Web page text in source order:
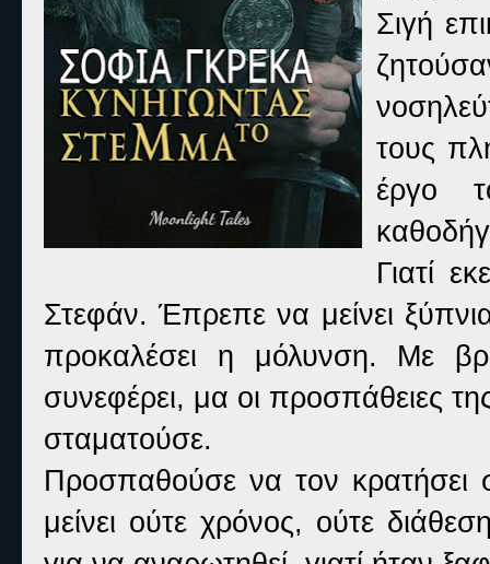
Σιγή
τους
έργο
Γιατί
Στεφάν. Έπρεπε να μείνει
προκαλέσει η μόλυνση. Με
συνεφέρει, μα οι προσπάθειες
σταματούσε.
Προσπαθούσε να τον κρατήσει
μείνει ούτε χρόνος, ούτε